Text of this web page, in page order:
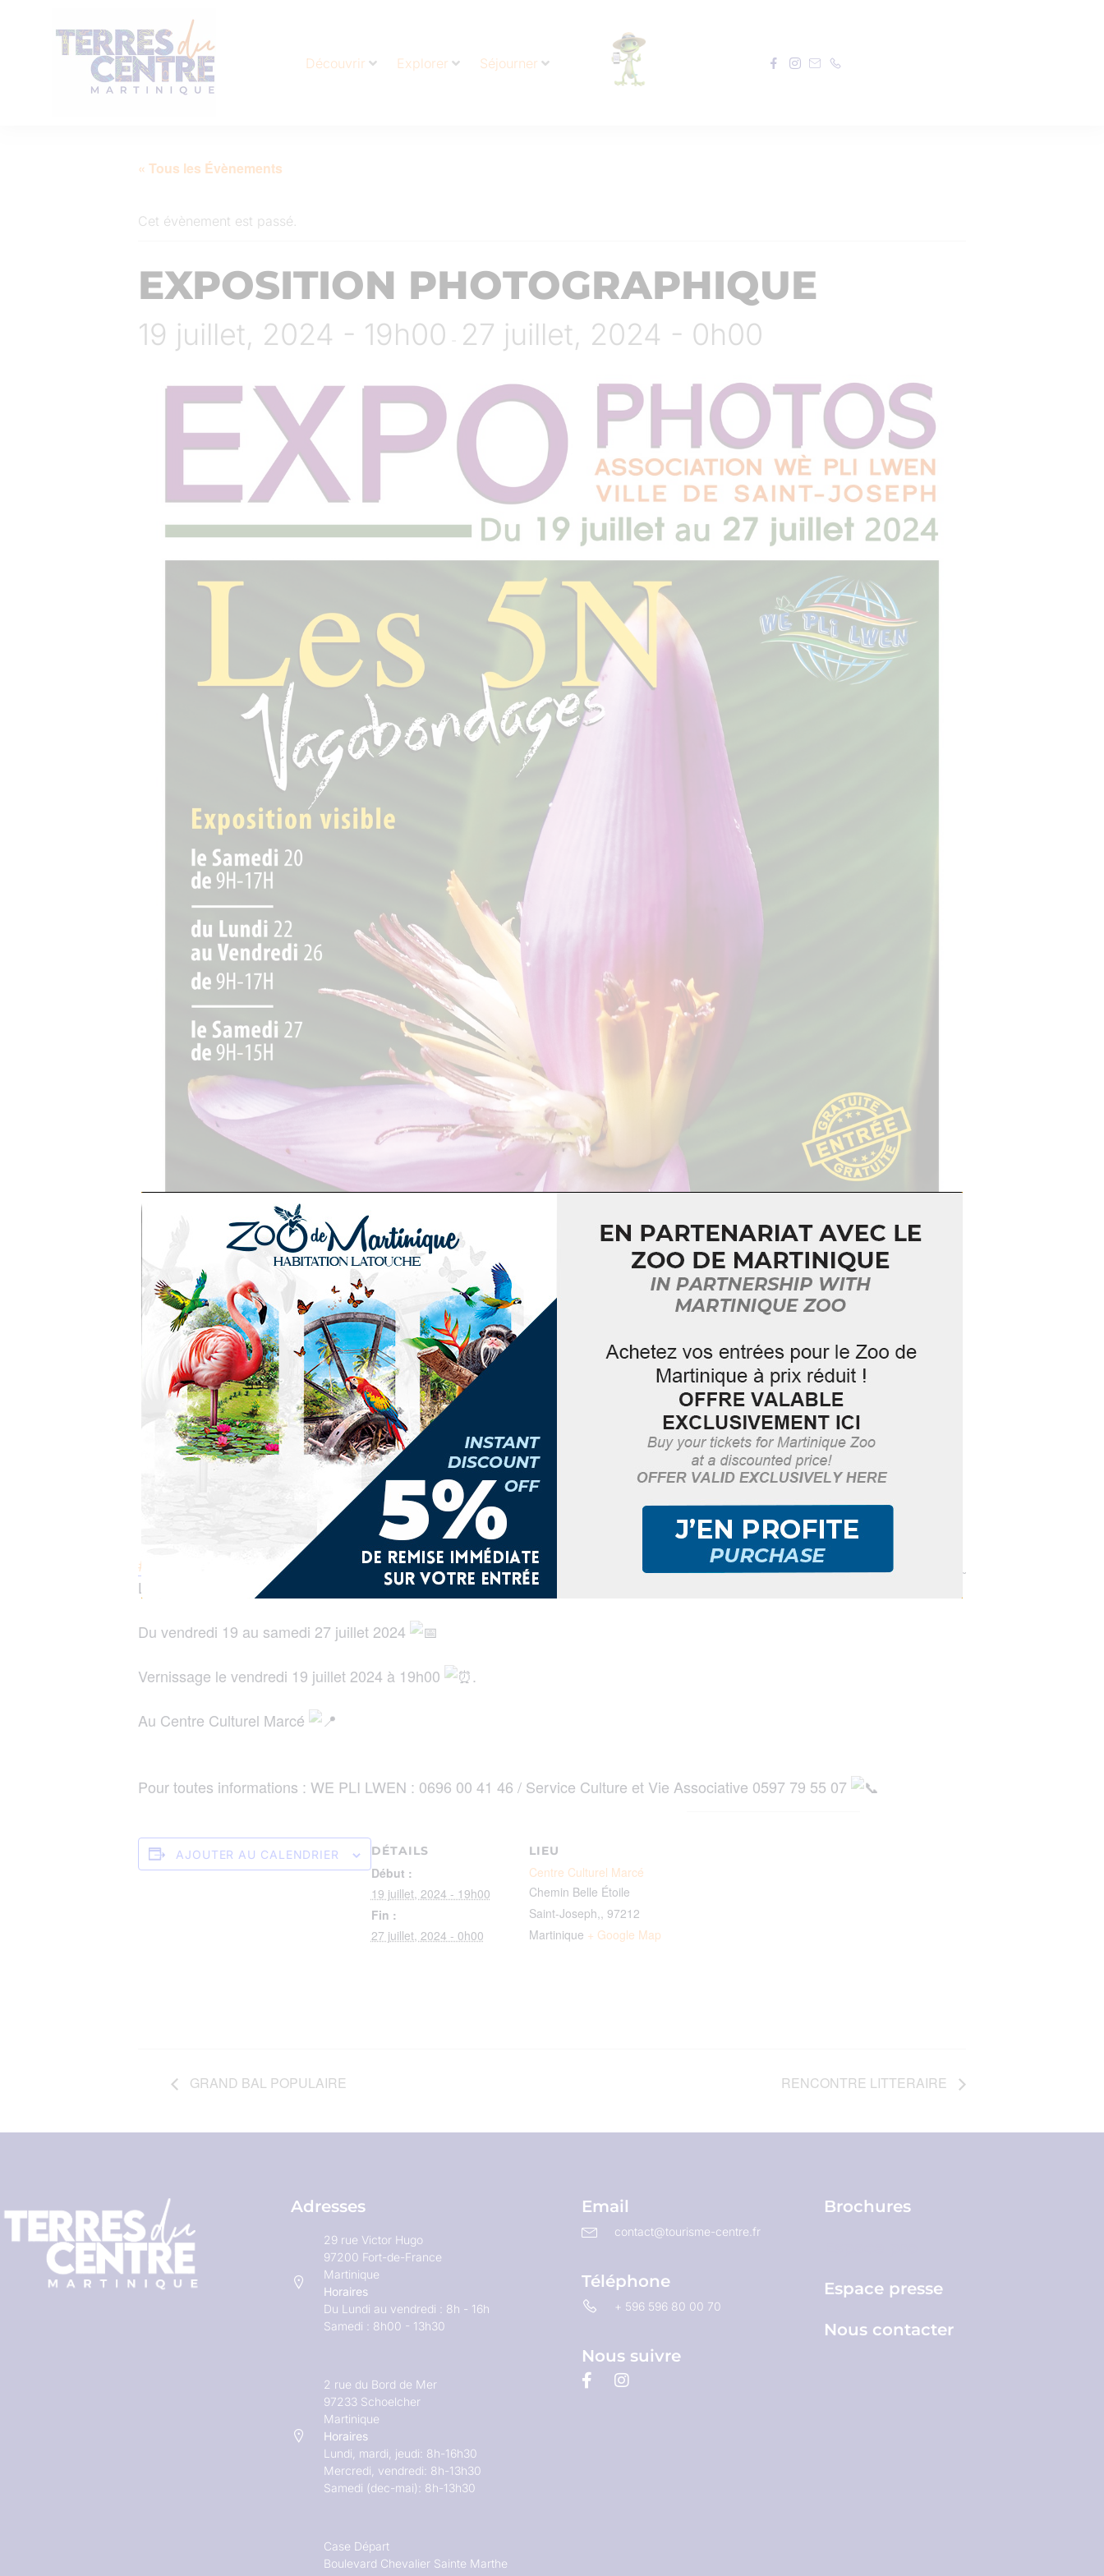
Découvrir Explorer Séjourner
« Tous les Évènements
Cet évènement est passé.
EXPOSITION PHOTOGRAPHIQUE
19 juillet, 2024 - 19h00 27 juillet, 2024 - 0h00
#Exposition
| La ville de Saint-Joseph et l’association WE PLI LWEN vous présente : Son exposition photographique intitulé « ˷
Les 5 N ˷ « VAGABONDAGE » »
Du vendredi 19 au samedi 27 juillet 2024
Vernissage le vendredi 19 juillet 2024 à 19h00 .
Au Centre Culturel Marcé
Pour toutes informations : WE PLI LWEN : 0696 00 41 46 / Service Culture et Vie Associative 0597 79 55 07
AJOUTER AU CALENDRIER DÉTAILS
Début :
19 juillet, 2024 - 19h00
Fin :
27 juillet, 2024 - 0h00
LIEU
Centre Culturel Marcé
Chemin Belle Étoile
Saint-Joseph,
97212
Martinique + Google Map
GRAND BAL POPULAIRE RENCONTRE LITTERAIRE
Adresses
29 rue Victor Hugo
97200 Fort-de-France
Martinique
Horaires
Du Lundi au vendredi : 8h - 16h
Samedi : 8h00 - 13h30
2 rue du Bord de Mer
97233 Schoelcher
Martinique
Horaires
Lundi, mardi, jeudi: 8h-16h30
Mercredi, vendredi: 8h-13h30
Samedi (dec-mai): 8h-13h30
Case Départ
Boulevard Chevalier Sainte Marthe
Email
contact@tourisme-centre.fr
Téléphone
+ 596 596 80 00 70
Nous suivre
Brochures
Espace presse
Nous contacter